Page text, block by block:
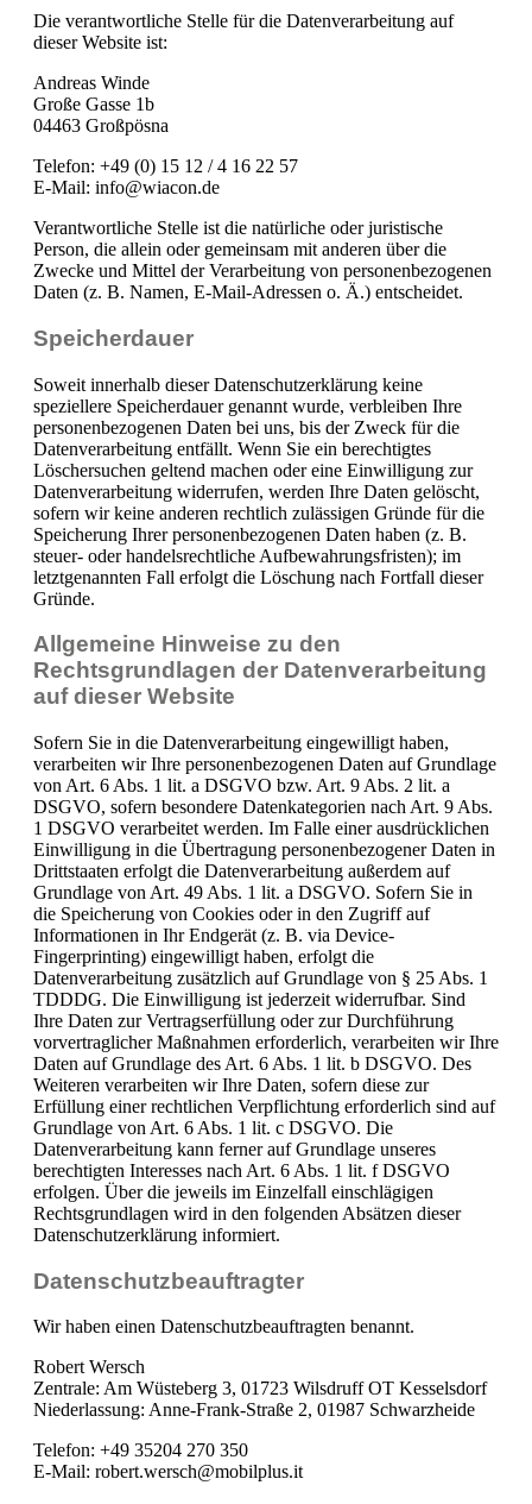
Die verantwortliche Stelle für die Datenverarbeitung auf
dieser Website ist:
Andreas Winde
Große Gasse 1b
04463 Großpösna
Telefon: +49 (0) 15 12 / 4 16 22 57
E-Mail: info@wiacon.de
Verantwortliche Stelle ist die natürliche oder juristische
Person, die allein oder gemeinsam mit anderen über die
Zwecke und Mittel der Verarbeitung von personenbezogenen
Daten (z. B. Namen, E-Mail-Adressen o. Ä.) entscheidet.
Speicherdauer
Soweit innerhalb dieser Datenschutzerklärung keine
speziellere Speicherdauer genannt wurde, verbleiben Ihre
personenbezogenen Daten bei uns, bis der Zweck für die
Datenverarbeitung entfällt. Wenn Sie ein berechtigtes
Löschersuchen geltend machen oder eine Einwilligung zur
Datenverarbeitung widerrufen, werden Ihre Daten gelöscht,
sofern wir keine anderen rechtlich zulässigen Gründe für die
Speicherung Ihrer personenbezogenen Daten haben (z. B.
steuer- oder handelsrechtliche Aufbewahrungsfristen); im
letztgenannten Fall erfolgt die Löschung nach Fortfall dieser
Gründe.
Allgemeine Hinweise zu den
Rechtsgrundlagen der Datenverarbeitung
auf dieser Website
Sofern Sie in die Datenverarbeitung eingewilligt haben,
verarbeiten wir Ihre personenbezogenen Daten auf Grundlage
von Art. 6 Abs. 1 lit. a DSGVO bzw. Art. 9 Abs. 2 lit. a
DSGVO, sofern besondere Datenkategorien nach Art. 9 Abs.
1 DSGVO verarbeitet werden. Im Falle einer ausdrücklichen
Einwilligung in die Übertragung personenbezogener Daten in
Drittstaaten erfolgt die Datenverarbeitung außerdem auf
Grundlage von Art. 49 Abs. 1 lit. a DSGVO. Sofern Sie in
die Speicherung von Cookies oder in den Zugriff auf
Informationen in Ihr Endgerät (z. B. via Device-
Fingerprinting) eingewilligt haben, erfolgt die
Datenverarbeitung zusätzlich auf Grundlage von § 25 Abs. 1
TDDDG. Die Einwilligung ist jederzeit widerrufbar. Sind
Ihre Daten zur Vertragserfüllung oder zur Durchführung
vorvertraglicher Maßnahmen erforderlich, verarbeiten wir Ihre
Daten auf Grundlage des Art. 6 Abs. 1 lit. b DSGVO. Des
Weiteren verarbeiten wir Ihre Daten, sofern diese zur
Erfüllung einer rechtlichen Verpflichtung erforderlich sind auf
Grundlage von Art. 6 Abs. 1 lit. c DSGVO. Die
Datenverarbeitung kann ferner auf Grundlage unseres
berechtigten Interesses nach Art. 6 Abs. 1 lit. f DSGVO
erfolgen. Über die jeweils im Einzelfall einschlägigen
Rechtsgrundlagen wird in den folgenden Absätzen dieser
Datenschutzerklärung informiert.
Datenschutz­beauftragter
Wir haben einen Datenschutzbeauftragten benannt.
Robert Wersch
Zentrale: Am Wüsteberg 3, 01723 Wilsdruff OT Kesselsdorf
Niederlassung: Anne-Frank-Straße 2, 01987 Schwarzheide
Telefon: +49 35204 270 350
E-Mail: robert.wersch@mobilplus.it